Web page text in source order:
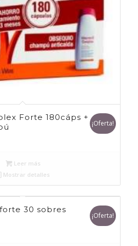
Forte 180cáps +
¡Oferta!
Leer más
Mostrar detalles
30 sobres
¡Oferta!